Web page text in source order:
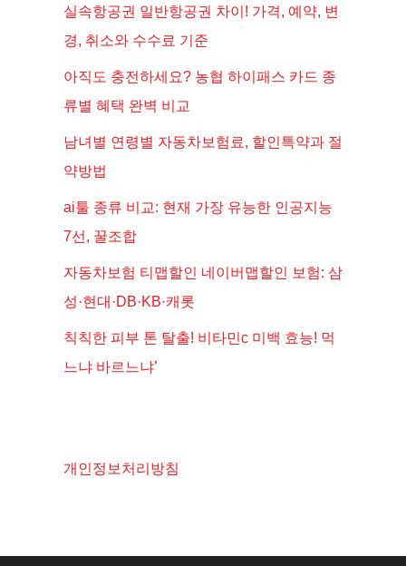
실속항공권 일반항공권 차이! 가격, 예약, 변
경, 취소와 수수료 기준
아직도 충전하세요? 농협 하이패스 카드 종
류별 혜택 완벽 비교
남녀별 연령별 자동차보험료, 할인특약과 절
약방법
ai툴 종류 비교: 현재 가장 유능한 인공지능
7선, 꿀조합
자동차보험 티맵할인 네이버맵할인 보험: 삼
성·현대·DB·KB·캐롯
칙칙한 피부 톤 탈출! 비타민c 미백 효능! 먹
느냐 바르느냐’
개인정보처리방침